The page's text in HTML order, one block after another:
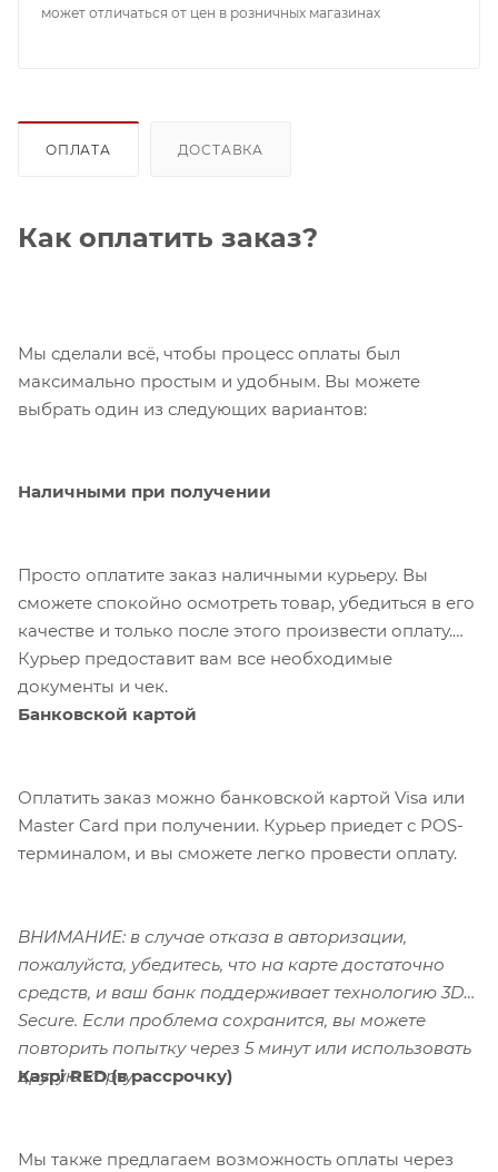
может отличаться от цен в розничных магазинах
ОПЛАТА ДОСТАВКА
Как оплатить заказ?
Мы сделали всё, чтобы процесс оплаты был
максимально простым и удобным. Вы можете
выбрать один из следующих вариантов:
Наличными при получении
Просто оплатите заказ наличными курьеру. Вы
сможете спокойно осмотреть товар, убедиться в его
качестве и только после этого произвести оплату.
Курьер предоставит вам все необходимые
документы и чек.
Банковской картой
Оплатить заказ можно банковской картой Visa или
Master Card при получении. Курьер приедет с POS-
терминалом, и вы сможете легко провести оплату.
ВНИМАНИЕ: в случае отказа в авторизации,
пожалуйста, убедитесь, что на карте достаточно
средств, и ваш банк поддерживает технологию 3D-
Secure. Если проблема сохранится, вы можете
повторить попытку через 5 минут или использовать
другую карту.
Kaspi RED (в рассрочку)
Мы также предлагаем возможность оплаты через